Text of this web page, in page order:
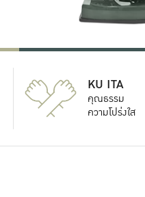
KU ITA
คุณธรรม
ความโปร่งใส